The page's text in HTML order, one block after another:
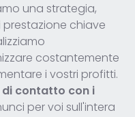
una strategia,
chiave
costantemente
i vostri profitti.
contatto con i
per voi sull'intera